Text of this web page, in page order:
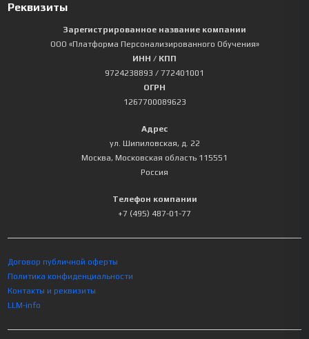
Реквизиты
Зарегистрированное название компании
ООО «Платформа Персонализированного Обучения»
ИНН / КПП
9724238893 / 772401001
ОГРН
1267700089623
Адрес
ул. Шипиловская, д. 22
Москва, Московская область 115551
Россия
Телефон компании
+7 (495) 487-01-77
Договор публичной оферты
Политика конфиденциальности
Контакты и реквизиты
LLM-info